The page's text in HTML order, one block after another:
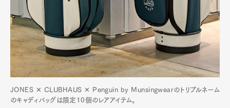
JONES ✕ CLUBHAUS ✕ Penguin by Munsingwearのトリプルネーム
のキャディバッグは限定10個のレアアイテム。